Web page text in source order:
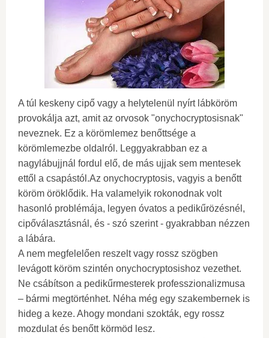
A túl keskeny cipő vagy a helytelenül nyírt lábköröm
provokálja azt, amit az orvosok "onychocryptosisnak"
neveznek. Ez a körömlemez benőttsége a
körömlemezbe oldalról. Leggyakrabban ez a
nagylábujjnál fordul elő, de más ujjak sem mentesek
ettől a csapástól.Az onychocryptosis, vagyis a benőtt
köröm öröklődik. Ha valamelyik rokonodnak volt
hasonló problémája, legyen óvatos a pedikűrözésnél,
cipőválasztásnál, és - szó szerint - gyakrabban nézzen
a lábára.
A nem megfelelően reszelt vagy rossz szögben
levágott köröm szintén onychocryptosishoz vezethet.
Ne csábítson a pedikűrmesterek professzionalizmusa
– bármi megtörténhet. Néha még egy szakembernek is
hideg a keze. Ahogy mondani szokták, egy rossz
mozdulat és benőtt körmöd lesz.